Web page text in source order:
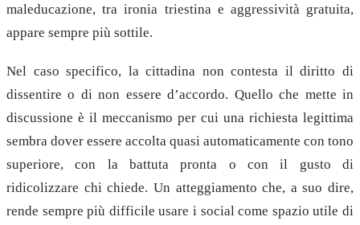
maleducazione, tra ironia triestina e aggressività gratuita,
appare sempre più sottile.
Nel caso specifico, la cittadina non contesta il diritto di
dissentire o di non essere d’accordo. Quello che mette in
discussione è il meccanismo per cui una richiesta legittima
sembra dover essere accolta quasi automaticamente con tono
superiore, con la battuta pronta o con il gusto di
ridicolizzare chi chiede. Un atteggiamento che, a suo dire,
rende sempre più difficile usare i social come spazio utile di